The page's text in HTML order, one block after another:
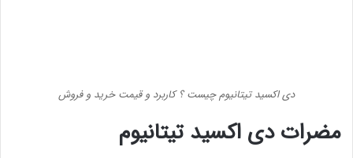
دی اکسید تیتانیوم چیست ؟ کاربرد و قیمت خرید و فروش
مضرات دی اکسید تیتانیوم